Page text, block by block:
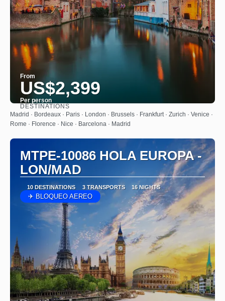
From
US$2,399
Per person
See
DESTINATIONS
Madrid · Bordeaux · Paris · London · Brussels · Frankfurt · Zurich · Venice ·
Rome · Florence · Nice · Barcelona · Madrid
MTPE-10086 HOLA EUROPA -
LON/MAD
10 DESTINATIONS 3 TRANSPORTS 16 NIGHTS
✈ BLOQUEO AEREO